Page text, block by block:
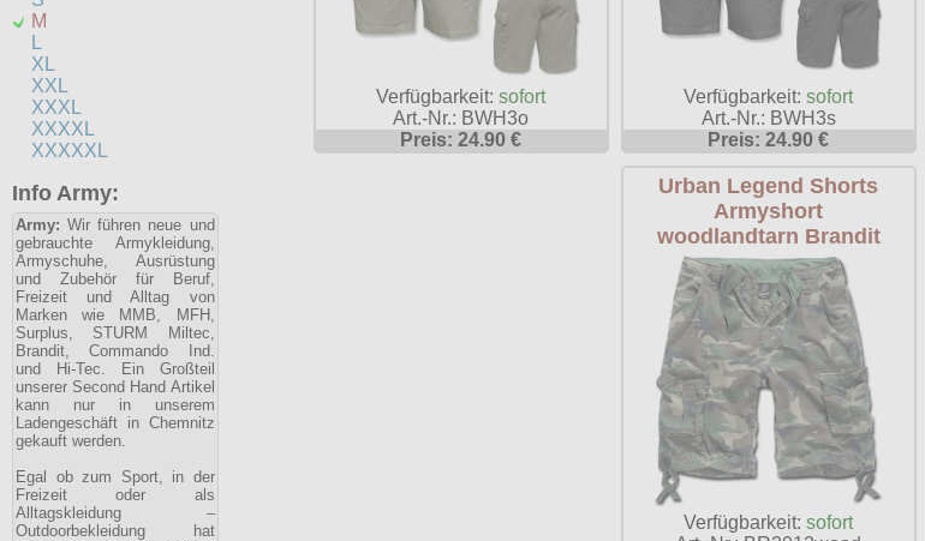
M
L
XL
XXL
XXXL
XXXXL
XXXXXL
Info Army:
Army: Wir führen neue und
gebrauchte Armykleidung,
Armyschuhe, Ausrüstung
und Zubehör für Beruf,
Freizeit und Alltag von
Marken wie MMB, MFH,
Surplus, STURM Miltec,
Brandit, Commando Ind.
und Hi-Tec. Ein Großteil
unserer Second Hand Artikel
kann nur in unserem
Ladengeschäft in Chemnitz
gekauft werden.
Egal ob zum Sport, in der
Freizeit oder als
Alltagskleidung –
Outdoorbekleidung hat
Verfügbarkeit:sofort
Art.-Nr.: BWH3o
Preis: 24.90 €
Verfügbarkeit:sofort
Art.-Nr.: BWH3s
Preis: 24.90 €
Urban Legend Shorts
Armyshort
woodlandtarn Brandit
Verfügbarkeit:sofort